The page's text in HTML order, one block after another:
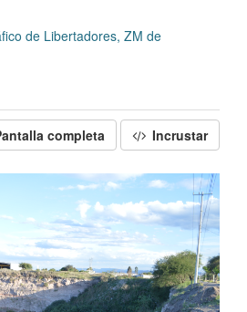
de Libertadores, ZM de
completa Incrustar